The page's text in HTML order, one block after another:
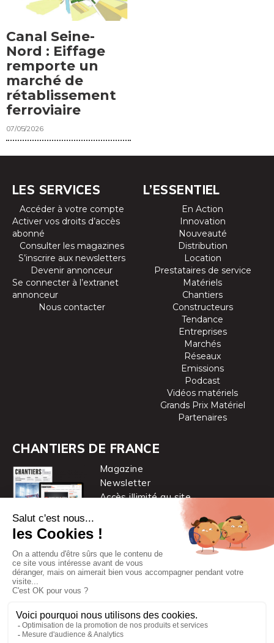
Canal Seine-
Nord : Eiffage
remporte un
marché de
rétablissement
ferroviaire
07/05/2026
LES SERVICES
Accéder à votre compte
Activer vos droits d’accès
abonné
Consulter les magazines
S’inscrire aux newsletters
Devenir annonceur
Se connecter à l’extranet
annonceur
Nous contacter
L’ESSENTIEL
En Action
Innovation
Nouveauté
Distribution
Location
Prestataires de service
Matériels
Chantiers
Constructeurs
Tendance
Entreprises
Marchés
Réseaux
Emissions
Podcast
Vidéos matériels
Grands Prix Matériel
Partenaires
CHANTIERS DE FRANCE
Magazine
Newsletter
Accès illimité au site
Chantiers de France est une marque